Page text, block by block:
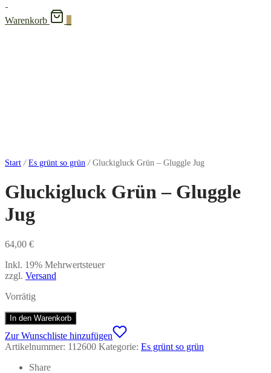
Warenkorb
Start / Es grünt so grün /Gluckigluck Grün – Gluggle Jug
Gluckigluck Grün – Gluggle
Jug
64,00 €
Inkl. 19% Mehrwertsteuer
zzgl. Versand
Vorrätig
In den Warenkorb
Zur Wunschliste hinzufügen
Artikelnummer: 112600 Kategorie: Es grünt so grün
Share